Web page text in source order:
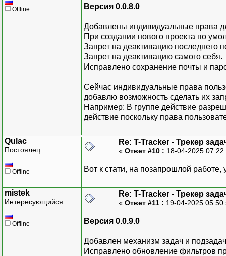
Offline Версия 0.0.8.0
Добавлены индивидуальные права
При создании нового проекта по
Запрет на деактивацию последнего
Запрет на деактивацию самого себя.
Исправлено сохранение почты и
Сейчас индивидуальные права
добавлю возможность сделать их
Например: В группе действие
действие поскольку права
Qulac
Постоялец
Offline
Re: T-Tracker - Трекер
« Ответ #10 : 18-04-2025
Вот к стати, на позапрошлой
mistek
Интересующийся
Offline
Re: T-Tracker - Трекер
« Ответ #11 : 19-04-2025
Версия 0.0.9.0
Добавлен механизм задач и
Исправлено обновление фильтров